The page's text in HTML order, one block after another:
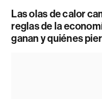
Las olas de calor
reglas de la
ganan y quiénes